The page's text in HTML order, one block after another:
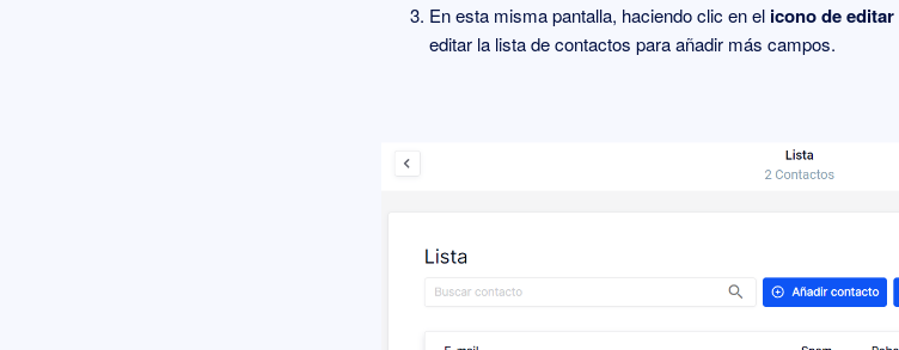
En esta misma pantalla, haciendo clic en el icono de editar
editar la lista de contactos para añadir más campos.